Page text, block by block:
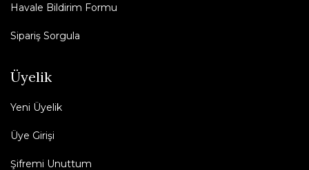
Havale Bildirim Formu
Sipariş Sorgula
Üyelik
Yeni Üyelik
Üye Girişi
Şifremi Unuttum